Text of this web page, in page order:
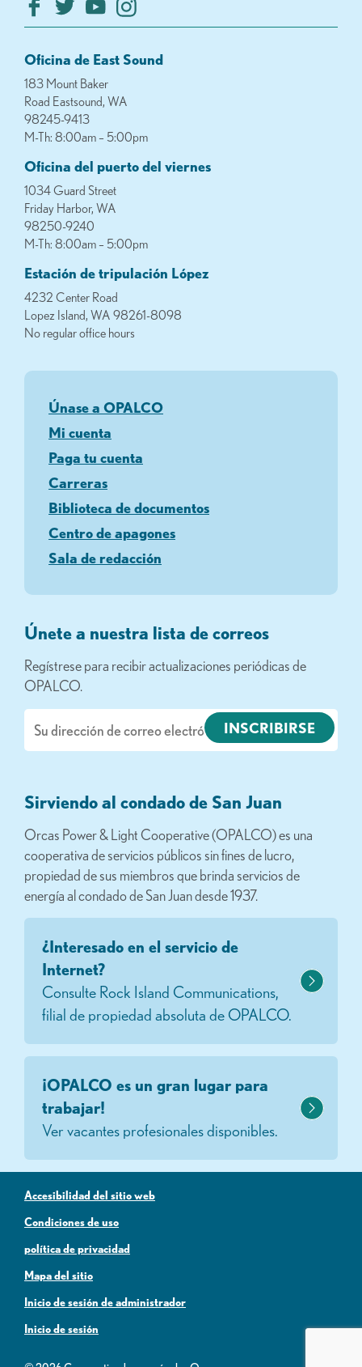
Oficina de East Sound
183 Mount Baker
Road Eastsound, WA
98245-9413
M-Th: 8:00am – 5:00pm
Oficina del puerto del viernes
1034 Guard Street
Friday Harbor, WA
98250-9240
M-Th: 8:00am – 5:00pm
Estación de tripulación López
4232 Center Road
Lopez Island, WA 98261-8098
No regular office hours
Únase a OPALCO
Mi cuenta
Paga tu cuenta
Carreras
Biblioteca de documentos
Centro de apagones
Sala de redacción
Únete a nuestra lista de correos
Regístrese para recibir actualizaciones periódicas de
OPALCO.
electrónico
Sirviendo al condado de San Juan
Orcas Power & Light Cooperative (OPALCO) es una
cooperativa de servicios públicos sin fines de lucro,
propiedad de sus miembros que brinda servicios de
energía al condado de San Juan desde 1937.
¿Interesado en el servicio de
Internet?
Consulte Rock Island Communications,
filial de propiedad absoluta de OPALCO.
¡OPALCO es un gran lugar para
trabajar!
Ver vacantes profesionales disponibles.
Accesibilidad del sitio web
Condiciones de uso
política de privacidad
Mapa del sitio
Inicio de sesión de administrador
Inicio de sesión